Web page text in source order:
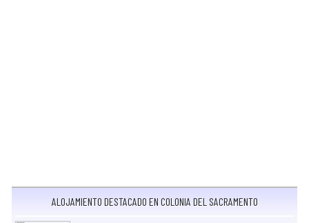
ALOJAMIENTO DESTACADO EN COLONIA DEL SACRAMENTO